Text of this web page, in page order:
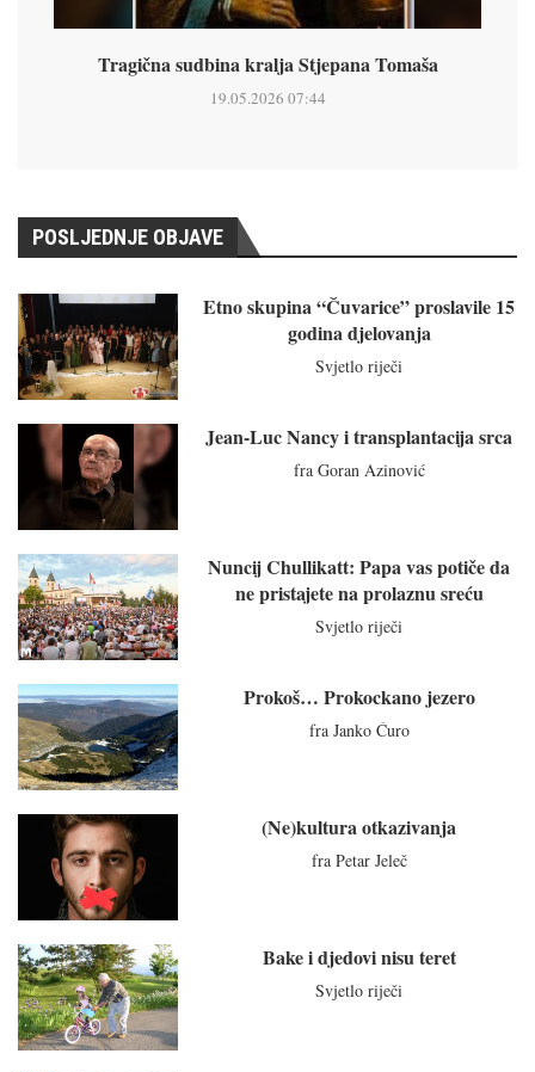
Tragična sudbina kralja Stjepana Tomaša
19.05.2026 07:44
POSLJEDNJE OBJAVE
Etno skupina “Čuvarice” proslavile 15
godina djelovanja
Svjetlo riječi
Jean-Luc Nancy i transplantacija srca
fra Goran Azinović
Nuncij Chullikatt: Papa vas potiče da
ne pristajete na prolaznu sreću
Svjetlo riječi
Prokoš… Prokockano jezero
fra Janko Ćuro
(Ne)kultura otkazivanja
fra Petar Jeleč
Bake i djedovi nisu teret
Svjetlo riječi